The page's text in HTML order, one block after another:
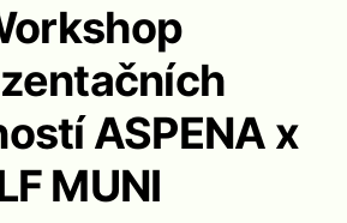
ASPENA x
MUNI